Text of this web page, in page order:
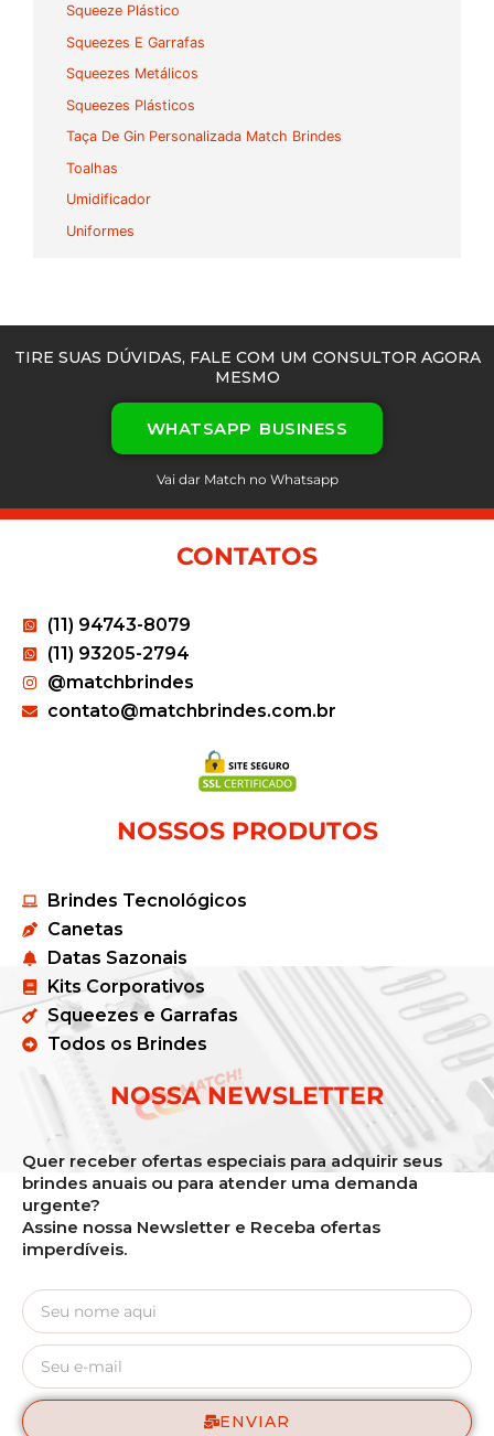
Squeeze Plástico
Squeezes E Garrafas
Squeezes Metálicos
Squeezes Plásticos
Taça De Gin Personalizada Match Brindes
Toalhas
Umidificador
Uniformes
TIRE SUAS DÚVIDAS, FALE COM UM CONSULTOR AGORA
MESMO
WHATSAPP BUSINESS
Vai dar Match no Whatsapp
CONTATOS
(11) 94743-8079
(11) 93205-2794
@matchbrindes
contato@matchbrindes.com.br
NOSSOS PRODUTOS
Brindes Tecnológicos
Canetas
Datas Sazonais
Kits Corporativos
Squeezes e Garrafas
Todos os Brindes
NOSSA NEWSLETTER
Quer receber ofertas especiais para adquirir seus
brindes anuais ou para atender uma demanda
urgente?
Assine nossa Newsletter e Receba ofertas
imperdíveis.
ENVIAR